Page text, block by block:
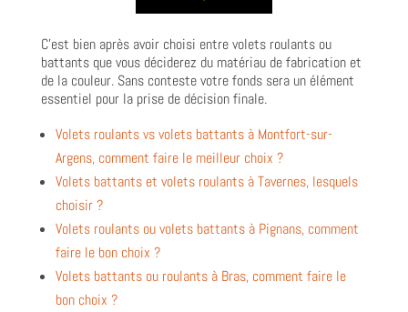
C’est bien après avoir choisi entre volets roulants ou
battants que vous déciderez du matériau de fabrication et
de la couleur. Sans conteste votre fonds sera un élément
essentiel pour la prise de décision finale.
Volets roulants vs volets battants à Montfort-sur-
Argens, comment faire le meilleur choix ?
Volets battants et volets roulants à Tavernes, lesquels
choisir ?
Volets roulants ou volets battants à Pignans, comment
faire le bon choix ?
Volets battants ou roulants à Bras, comment faire le
bon choix ?